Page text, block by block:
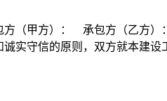
（甲方）： 承包方（乙方）
实守信的原则，双方就本建设